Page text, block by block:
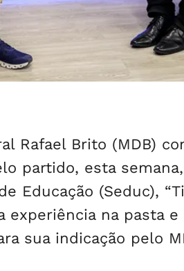
Rafael Brito (MDB)
partido, esta
Educação (Seduc),
na pasta
sua indicação pelo